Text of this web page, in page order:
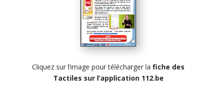
Cliquez sur l’image pour télécharger lafiche des
Tactiles sur l’application 112.be